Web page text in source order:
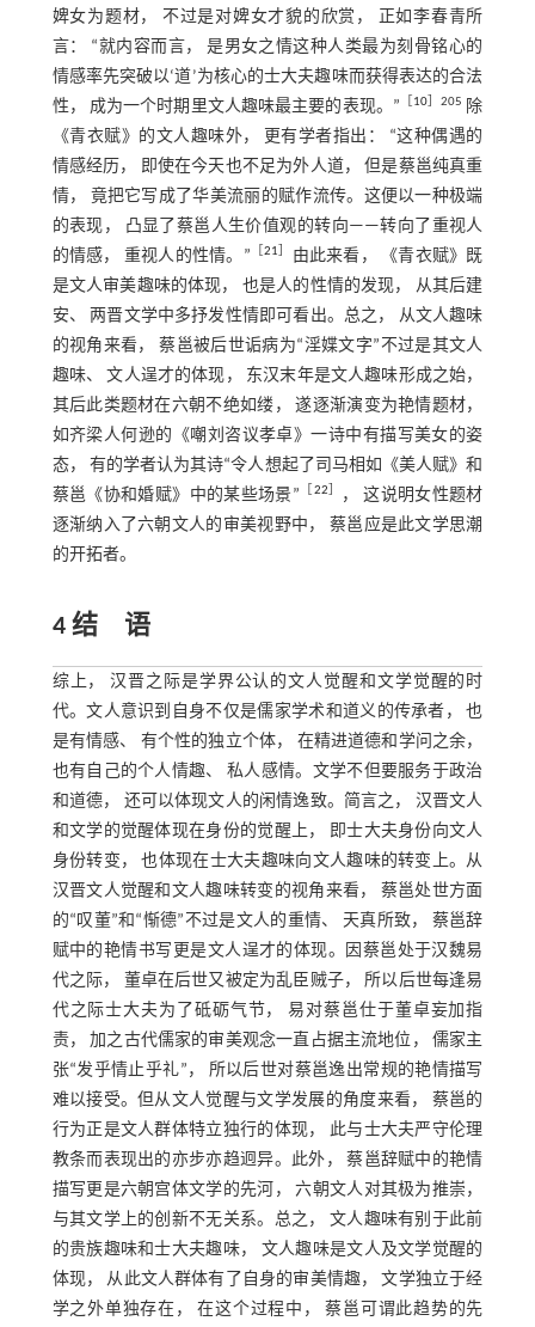
婢女为题材， 不过是对婢女才貌的欣赏， 正如李春青所
言： “就内容而言， 是男女之情这种人类最为刻骨铭心的
情感率先突破以‘道’为核心的士大夫趣味而获得表达的合法
性， 成为一个时期里文人趣味最主要的表现。”
10 ］205 除
《青衣赋》的文人趣味外， 更有学者指出： “这种偶遇的
情感经历， 即使在今天也不足为外人道， 但是蔡邕纯真重
情， 竟把它写成了华美流丽的赋作流传。这便以一种极端
的表现， 凸显了蔡邕人生价值观的转向——转向了重视人
的情感， 重视人的性情。” ［21
由此来看， 《青衣赋》既
是文人审美趣味的体现， 也是人的性情的发现， 从其后建
安、 两晋文学中多抒发性情即可看出。总之， 从文人趣味
的视角来看， 蔡邕被后世诟病为“淫媟文字”不过是其文人
趣味、 文人逞才的体现， 东汉末年是文人趣味形成之始，
其后此类题材在六朝不绝如缕， 遂逐渐演变为艳情题材，
如齐梁人何逊的《嘲刘咨议孝卓》一诗中有描写美女的姿
态， 有的学者认为其诗“令人想起了司马相如《美人赋》和
蔡邕《协和婚赋》中的某些场景”
22
， 这说明女性题材
逐渐纳入了六朝文人的审美视野中， 蔡邕应是此文学思潮
的开拓者。
4 结 语
综上， 汉晋之际是学界公认的文人觉醒和文学觉醒的时
代。文人意识到自身不仅是儒家学术和道义的传承者， 也
是有情感、 有个性的独立个体， 在精进道德和学问之余，
也有自己的个人情趣、 私人感情。文学不但要服务于政治
和道德， 还可以体现文人的闲情逸致。简言之， 汉晋文人
和文学的觉醒体现在身份的觉醒上， 即士大夫身份向文人
身份转变， 也体现在士大夫趣味向文人趣味的转变上。从
汉晋文人觉醒和文人趣味转变的视角来看， 蔡邕处世方面
的“叹董”和“惭德”不过是文人的重情、 天真所致， 蔡邕辞
赋中的艳情书写更是文人逞才的体现。因蔡邕处于汉魏易
代之际， 董卓在后世又被定为乱臣贼子， 所以后世每逢易
代之际士大夫为了砥砺气节， 易对蔡邕仕于董卓妄加指
责， 加之古代儒家的审美观念一直占据主流地位， 儒家主
张“发乎情止乎礼”， 所以后世对蔡邕逸出常规的艳情描写
难以接受。但从文人觉醒与文学发展的角度来看， 蔡邕的
行为正是文人群体特立独行的体现， 此与士大夫严守伦理
教条而表现出的亦步亦趋迥异。此外， 蔡邕辞赋中的艳情
描写更是六朝宫体文学的先河， 六朝文人对其极为推崇，
与其文学上的创新不无关系。总之， 文人趣味有别于此前
的贵族趣味和士大夫趣味， 文人趣味是文人及文学觉醒的
体现， 从此文人群体有了自身的审美情趣， 文学独立于经
学之外单独存在， 在这个过程中， 蔡邕可谓此趋势的先